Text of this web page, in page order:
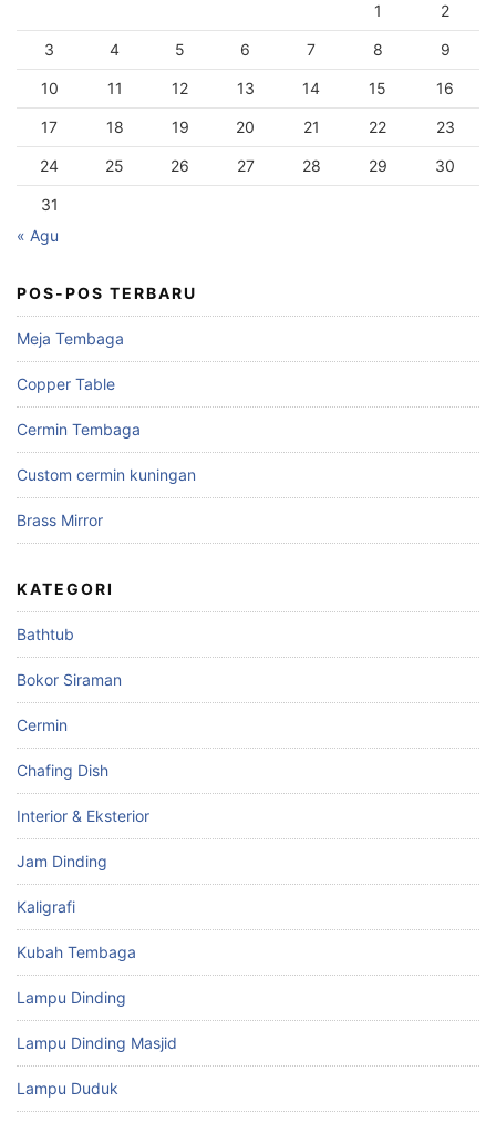
1 2
3 4 5 6 7 8 9
10 11 12 13 14 15 16
17 18 19 20 21 22 23
24 25 26 27 28 29 30
31
« Agu
POS-POS TERBARU
Meja Tembaga
Copper Table
Cermin Tembaga
Custom cermin kuningan
Brass Mirror
KATEGORI
Bathtub
Bokor Siraman
Cermin
Chafing Dish
Interior & Eksterior
Jam Dinding
Kaligrafi
Kubah Tembaga
Lampu Dinding
Lampu Dinding Masjid
Lampu Duduk